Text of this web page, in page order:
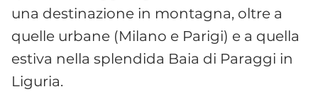
una destinazione in montagna, oltre a
quelle urbane (Milano e Parigi) e a quella
estiva nella splendida Baia di Paraggi in
Liguria.